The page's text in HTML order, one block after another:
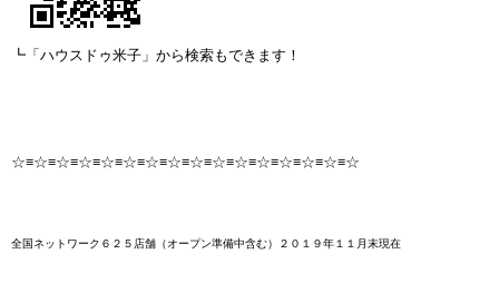
┗「ハウスドゥ米子」から検索もできます！
☆≡☆≡☆≡☆≡☆≡☆≡☆≡☆≡☆≡☆≡☆≡☆≡☆≡☆≡☆≡☆
全国ネットワーク６２５店舗 （オープン準備中含む）２０１９年１１月末現在